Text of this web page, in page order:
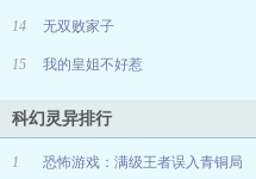
14 无双败家子
15 我的皇姐不好惹
科幻灵异排行
1 恐怖游戏：满级王者误入青铜局